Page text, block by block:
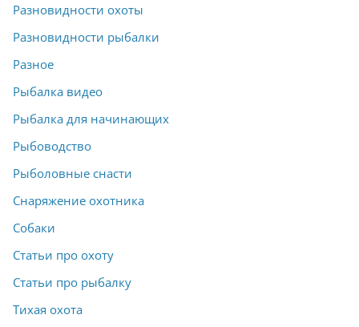
Разновидности охоты
Разновидности рыбалки
Разное
Рыбалка видео
Рыбалка для начинающих
Рыбоводство
Рыболовные снасти
Снаряжение охотника
Собаки
Статьи про охоту
Статьи про рыбалку
Тихая охота